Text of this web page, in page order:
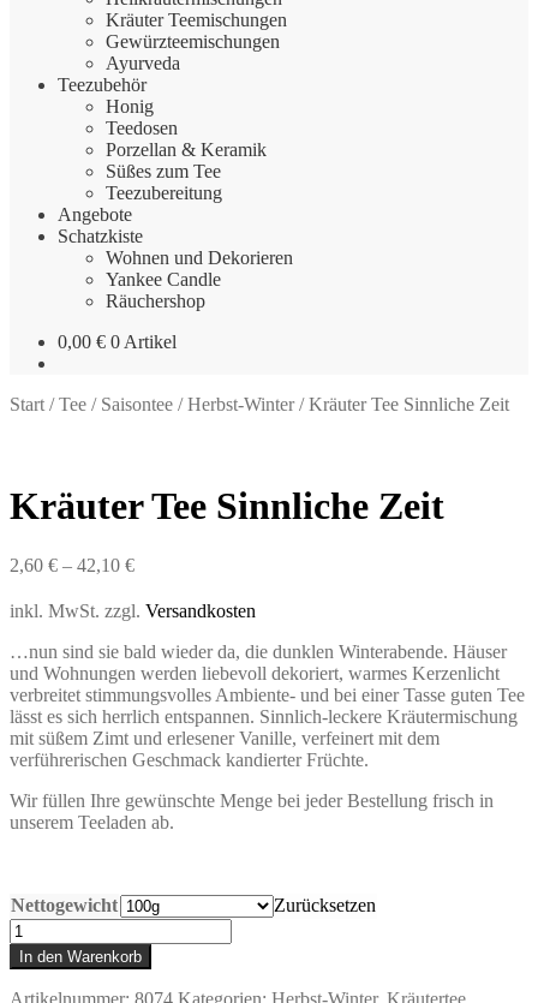
Kräuter Teemischungen
Gewürzteemischungen
Ayurveda
Teezubehör
Honig
Teedosen
Porzellan & Keramik
Süßes zum Tee
Teezubereitung
Angebote
Schatzkiste
Wohnen und Dekorieren
Yankee Candle
Räuchershop
0,00 € 0 Artikel
Start /Tee / Saisontee /Herbst-Winter/Kräuter Tee Sinnliche Zeit
Kräuter Tee Sinnliche Zeit
2,60 € – 42,10 €
inkl. MwSt. zzgl. Versandkosten
…nun sind sie bald wieder da, die dunklen Winterabende. Häuser
und Wohnungen werden liebevoll dekoriert, warmes Kerzenlicht
verbreitet stimmungsvolles Ambiente- und bei einer Tasse guten Tee
lässt es sich herrlich entspannen. Sinnlich-leckere Kräutermischung
mit süßem Zimt und erlesener Vanille, verfeinert mit dem
verführerischen Geschmack kandierter Früchte.
Wir füllen Ihre gewünschte Menge bei jeder Bestellung frisch in
unserem Teeladen ab.
Nettogewicht
Zurücksetzen
Kräuter
Tee
Sinnliche
Zeit
In den Warenkorb
Artikelnummer: 8074 Kategorien: Herbst-Winter, Kräutertee